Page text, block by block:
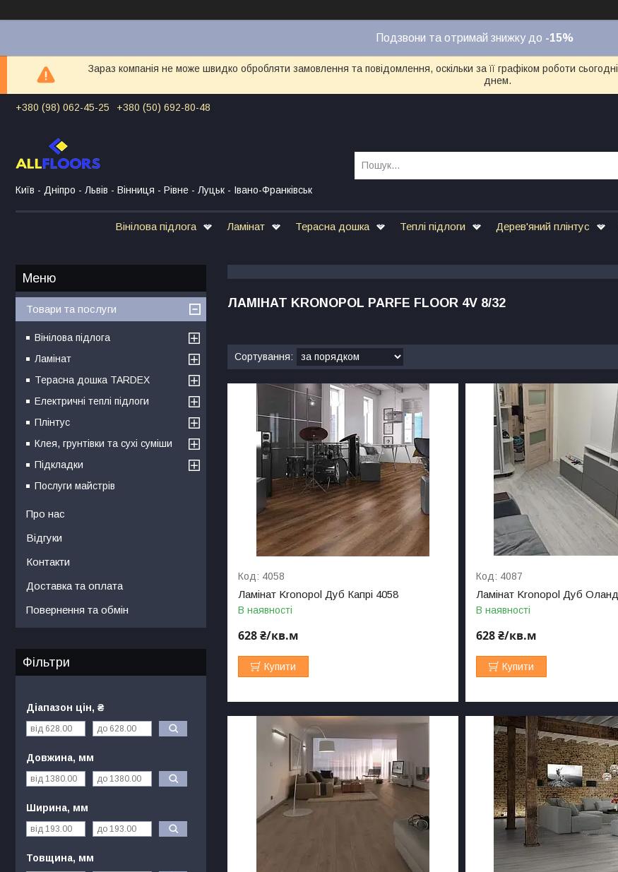
Подзвони та отримай знижку до -15%
Зараз компанія не може швидко обробляти замовлення та повідомлення, оскільки за її графіком роботи
днем.
+380 (98) 062-45-25 +380 (50) 692-80-48
Київ - Дніпро - Львів - Вінниця - Рівне - Луцьк - Івано-Франківськ
Вінілова підлога Ламінат Терасна дошка Теплі підлоги Дерев'яний плінтус
ЛАМІНАТ KRONOPOL PARFE FLOOR 4V 8/32
4058
Ламінат Kronopol Дуб Капрі 4058
В наявності
628 ₴/кв.м
Купити
4087
Ламінат Kronopol Дуб
В наявності
628 ₴/кв.м
Купити
Товари та послуги
Вінілова підлога
Ламінат
Терасна дошка TARDEX
Електричні теплі підлоги
Плінтус
Клея, грунтівки та сухі суміши
Підкладки
Послуги майстрів
Про нас
Відгуки
Контакти
Доставка та оплата
Повернення та обмін
Фільтри
Діапазон цін, ₴
Довжина, мм
Ширина, мм
Товщина, мм